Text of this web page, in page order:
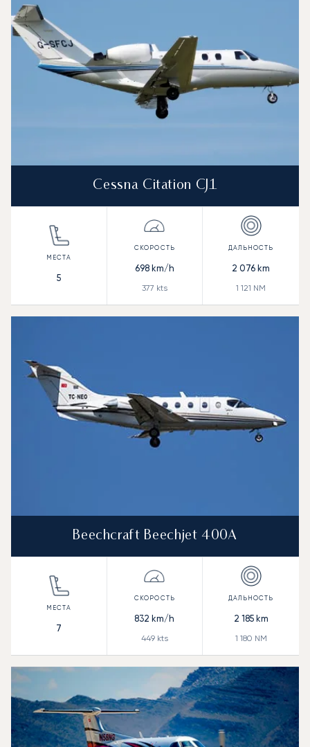
Дальность (NM)
Cessna Citation CJ1
5
698km/h
377 kts
2 076 km
1 121 NM
Beechcraft Beechjet 400A
7
832 km/h
449kts
2 185km
1 180 NM